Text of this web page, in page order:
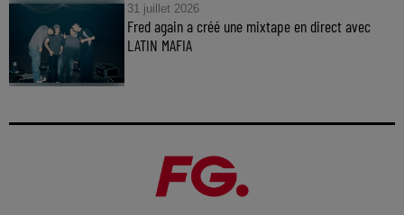
31 juillet 2026
Fred again a créé une mixtape en direct avec
LATIN MAFIA